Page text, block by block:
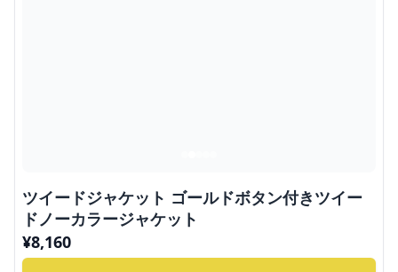
ツイードジャケット ゴールドボタン付きツイー
ドノーカラージャケット
¥8,160